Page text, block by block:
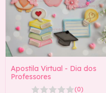
Apostila Virtual - Dia dos
Professores
(0)